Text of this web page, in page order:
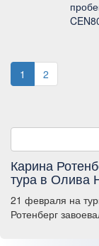
1 2
Карина
тура в Олива
21 февраля на
Ротенберг